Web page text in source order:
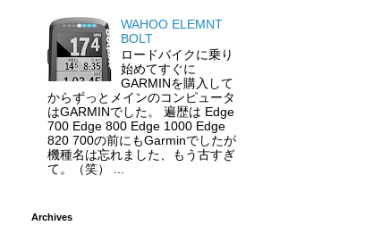
WAHOO ELEMNT
BOLT
ロードバイクに乗り
始めてすぐに
GARMINを購入して
からずっとメインのコンピュータ
はGARMINでした。 遍歴は Edge
700 Edge 800 Edge 1000 Edge
820 700の前にもGarminでしたが
機種名は忘れました、もう古すぎ
て。（笑） ...
Archives